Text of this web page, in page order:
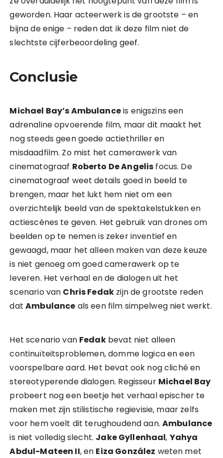
geworden. Haar acteerwerk is de grootste – en
bijna de enige – reden dat ik deze film niet de
slechtste cijferbeoordeling geef.
Conclusie
Michael Bay’s Ambulanceis enigszins een
adrenaline opvoerende film, maar dit maakt het
nog steeds geen goede actiethriller en
misdaadfilm. Zo mist het camerawerk van
cinematograaf Roberto De Angelis focus. De
cinematograaf weet details goed in beeld te
brengen, maar het lukt hem niet om een
overzichtelijk beeld van de spektakelstukken en
actiescènes te geven. Het gebruik van drones om
beelden op te nemen is zeker inventief en
gewaagd, maar het alleen maken van deze keuze
is niet genoeg om goed camerawerk op te
leveren. Het verhaal en de dialogen uit het
scenario van Chris Fedak zijn de grootste reden
datAmbulance als een film simpelweg niet werkt.
Het scenario van Fedakbevat niet alleen
continuïteitsproblemen, domme logica en een
voorspelbare aard. Het bevat ook nog cliché en
stereotyperende dialogen. Regisseur Michael Bay
probeert nog een beetje het verhaal epischer te
maken met zijn stilistische regievisie, maar zelfs
voor hem voelt dit terughoudend aan.Ambulance
is niet volledig slecht. Jake Gyllenhaal, Yahya
Abdul-Mateen II, en Eiza González weten met